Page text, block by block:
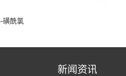
磺酰氯
新闻资讯